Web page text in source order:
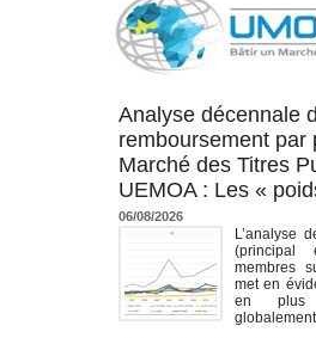
Analyse décennale
remboursement par
Marché des Titres
UEMOA : Les «
06/08/2026
L’analyse
(principal
membres
met en
en plus